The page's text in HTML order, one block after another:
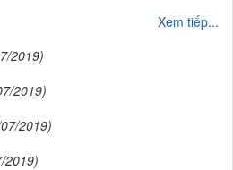
Xem tiếp...
2019)
2019)
2019)
2019)